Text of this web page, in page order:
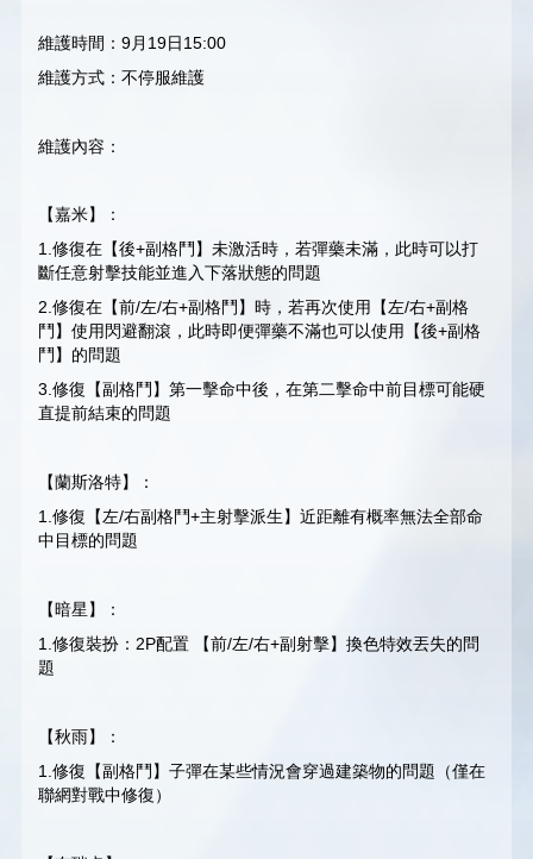
維護時間：9月19日15:00
維護方式：不停服維護
維護內容：
【嘉米】：
1.修復在【後+副格鬥】未激活時，若彈藥未滿，此時可以打
斷任意射擊技能並進入下落狀態的問題
2.修復在【前/左/右+副格鬥】時，若再次使用【左/右+副格
鬥】使用閃避翻滾，此時即便彈藥不滿也可以使用【後+副格
鬥】的問題
3.修復【副格鬥】第一擊命中後，在第二擊命中前目標可能硬
直提前結束的問題
【蘭斯洛特】：
1.修復【左/右副格鬥+主射擊派生】近距離有概率無法全部命
中目標的問題
【暗星】：
1.修復裝扮：2P配置 【前/左/右+副射擊】換色特效丟失的問
題
【秋雨】：
1.修復【副格鬥】子彈在某些情況會穿過建築物的問題（僅在
聯網對戰中修復）